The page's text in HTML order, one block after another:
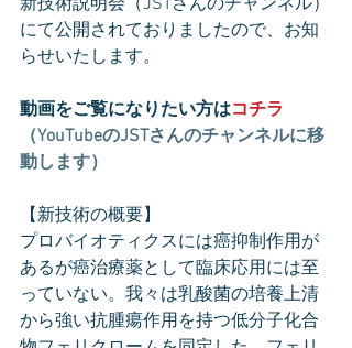
新技術説明会（JSTさんのチャンネル）
にて公開されておりましたので、お知
らせいたします。
動画をご覧になりたい方はコチラ
（YouTubeのJSTさんのチャンネルに移
動します）
【新技術の概要】
プロバイオティクスには癌抑制作用が
あるが癌治療薬として臨床応用には至
っていない。我々は乳酸菌の培養上清
から強い抗腫瘍作用を持つ低分子化合